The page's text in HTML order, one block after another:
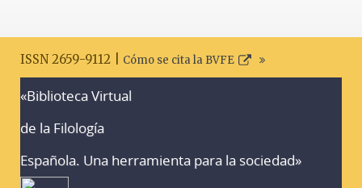
ISSN 2659-9112 | Cómo se cita la BVFE
«Biblioteca Virtual
de la Filología
Española. Una herramienta para la sociedad»